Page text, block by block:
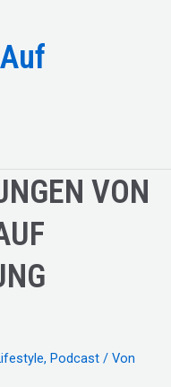
VON
, Podcast / Von